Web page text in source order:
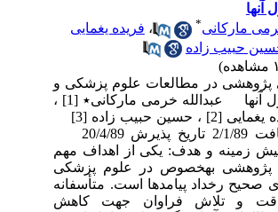
مارکانی
،فریده یغمایی
حبیب زاده
در مطالعات علوم پزشکی و
نحوه کنترل آن­ها عبدالله خرمی مارکانی٭ [1] ،
دکتر فریده یغمایی [2] ، حسین حبیب زاده [3]
تاریخ دریافت 2/1/89 تاریخ پذیرش 20/4/89
زمینه و هدف: یکی از اهداف مهم
پژوهشی به­خصوص در علوم پزشکی
صحیح رخداد پیامدها است. متأسفانه
و تلاش فراوان جهت کاهش